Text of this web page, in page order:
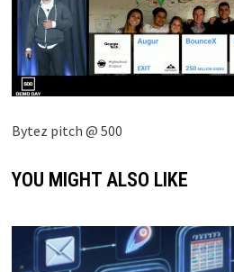
Bytez pitch @ 500
YOU MIGHT ALSO LIKE